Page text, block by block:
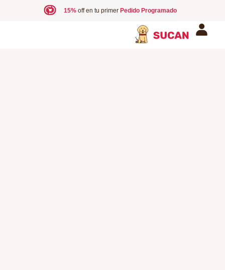
15%off en tu primer Pedido Programado